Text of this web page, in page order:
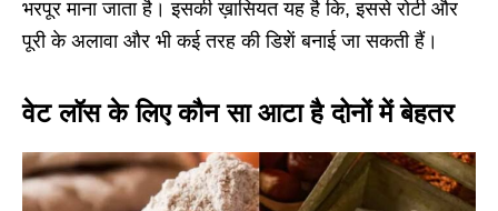
भरपूर माना जाता है। इसकी ख़ासियत यह है कि, इससे रोटी और
पूरी के अलावा और भी कई तरह की डिशें बनाई जा सकती हैं।
वेट लॉस के लिए कौन सा आटा है दोनों में बेहतर